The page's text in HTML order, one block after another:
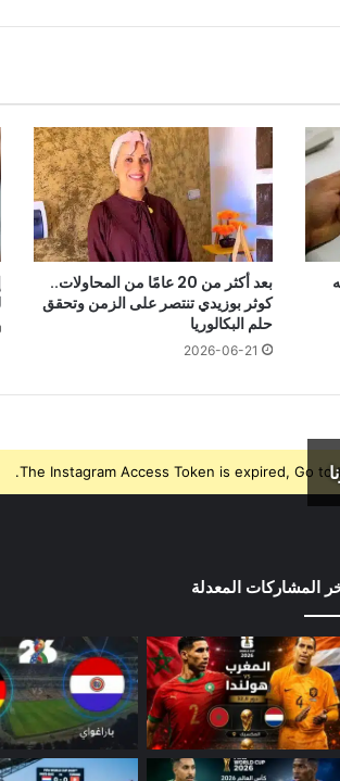
بعد أكثر من 20 عامًا من المحاولات..
كوثر بوزيدي تنتصر على الزمن وتحقق
حلم البكالوريا
2026-06-21
The Instagram Access Token is expired, Go
المشاركات المعدلة